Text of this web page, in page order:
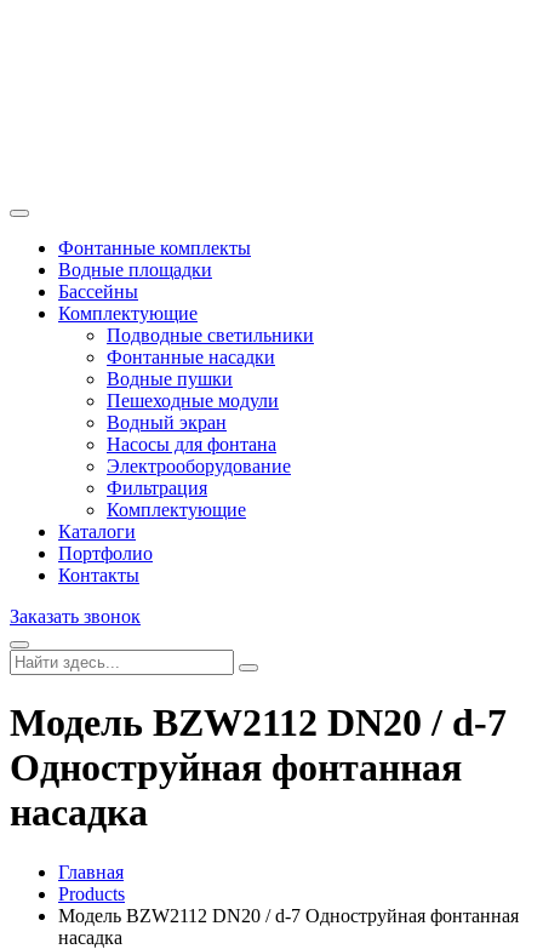
Фонтанные комплекты
Водные площадки
Бассейны
Комплектующие
Подводные светильники
Фонтанные насадки
Водные пушки
Пешеходные модули
Водный экран
Насосы для фонтана
Электрооборудование
Фильтрация
Комплектующие
Каталоги
Портфолио
Контакты
Заказать звонок
Модель BZW2112 DN20 / d-7
Одноструйная фонтанная
насадка
Главная
Products
Модель BZW2112 DN20 / d-7 Одноструйная фонтанная
насадка